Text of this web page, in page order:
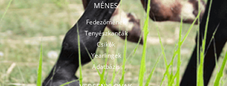
MÉNES
Fedezőmének
Tenyészkancák
Csikók
Yearlingek
Adatbázis